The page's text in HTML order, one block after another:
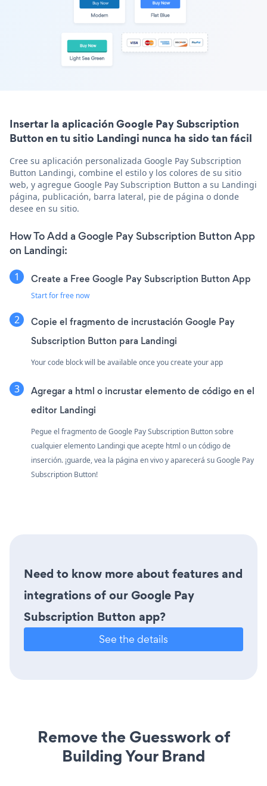
Insertar la aplicación Google Pay Subscription
Button en tu sitio Landingi nunca ha sido tan fácil
Cree su aplicación personalizada Google Pay Subscription
Button Landingi, combine el estilo y los colores de su sitio
web, y agregue Google Pay Subscription Button a su Landingi
página, publicación, barra lateral, pie de página o donde
desee en su sitio.
How To Add a Google Pay Subscription Button App
on Landingi:
Create a Free Google Pay Subscription Button App
Start for free now
Copie el fragmento de incrustación Google Pay
Subscription Button para Landingi
Your code block will be available once you create your app
Agregar a html o incrustar elemento de código en el
editor Landingi
Pegue el fragmento de Google Pay Subscription Button sobre
cualquier elemento Landingi que acepte html o un código de
inserción. ¡guarde, vea la página en vivo y aparecerá su Google Pay
Subscription Button!
Need to know more about features and
integrations of our Google Pay
Subscription Button app?
See the details
Remove the Guesswork of
Building Your Brand